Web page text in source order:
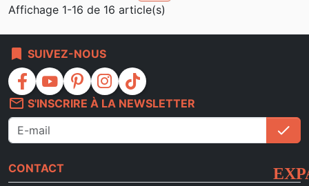
Affichage 1-16 de 16 article(s)
bookmark SUIVEZ-NOUS
facebook youtube pinterest instagram
tiktok
mail_outline S'INSCRIRE À LA NEWSLETTER
check
CONTACT